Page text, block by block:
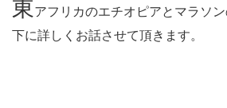
東アフリカのエチオピアとマラソ
下に詳しくお話させて頂きます。